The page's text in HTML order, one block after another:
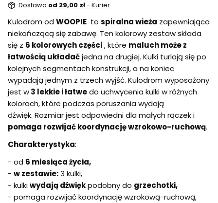
Dostawa od 29,00 zł- Kurier
Kulodrom od WOOPIE to spiralna wieża zapewniająca
niekończącą się zabawę. Ten kolorowy zestaw składa
się z 6 kolorowych części, które maluch może z
łatwością układaćjedna na drugiej. Kulki turlają się po
kolejnych segmentach konstrukcji, a na koniec
wypadają jednym z trzech wyjść. Kulodrom wyposażony
jest w3 lekkie i łatwedo uchwycenia kulki w różnych
kolorach, które podczas poruszania wydają
dźwięk. Rozmiar jest odpowiedni dla małych rączek i
pomaga rozwijać koordynację wzrokowo-ruchową.
Charakterystyka:
- od 6 miesiąca życia,
- w zestawie:3 kulki,
- kulkiwydają dźwiękpodobny do grzechotki,
- pomaga rozwijać koordynację wzrokową-ruchową,